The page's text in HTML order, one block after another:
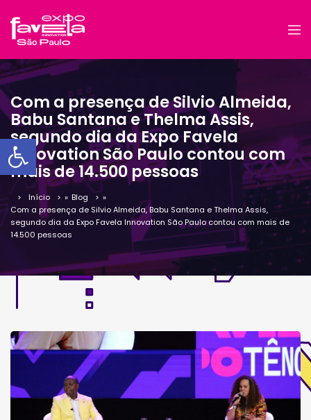
Barra de Ferramentas
Com a presença de Silvio Almeida,
Babu Santana e Thelma Assis,
segundo dia da Expo Favela
Innovation São Paulo contou com
mais de 14.500 pessoas
Início » Blog
»
Com a presença de Silvio Almeida, Babu Santana e Thelma Assis,
segundo dia da Expo Favela Innovation São Paulo contou com mais de
14.500 pessoas